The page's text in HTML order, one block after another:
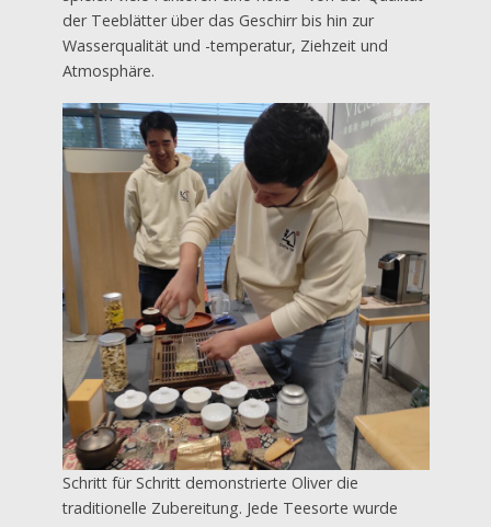
der Teeblätter über das Geschirr bis hin zur
Wasserqualität und -temperatur, Ziehzeit und
Atmosphäre.
Schritt für Schritt demonstrierte Oliver die
traditionelle Zubereitung. Jede Teesorte wurde